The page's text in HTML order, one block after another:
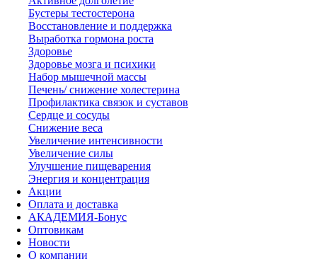
Бустеры тестостерона
Восстановление и поддержка
Выработка гормона роста
Здоровье
Здоровье мозга и психики
Набор мышечной массы
Печень/ снижение холестерина
Профилактика связок и суставов
Сердце и сосуды
Снижение веса
Увеличение интенсивности
Увеличение силы
Улучшение пищеварения
Энергия и концентрация
Акции
Оплата и доставка
АКАДЕМИЯ-Бонус
Оптовикам
Новости
О компании